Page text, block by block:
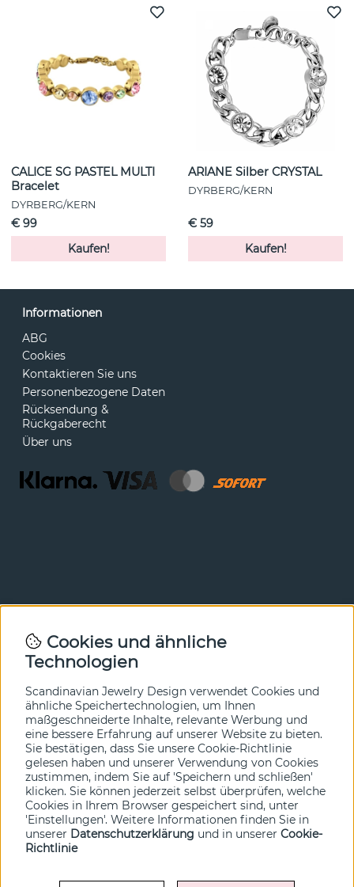
CALICE SG PASTEL MULTI
Bracelet
DYRBERG/KERN
€ 99
Kaufen!
ARIANE Silber CRYSTAL
DYRBERG/KERN
€ 59
Kaufen!
Informationen
ABG
Cookies
Kontaktieren Sie uns
Personenbezogene Daten
Rücksendung &
Rückgaberecht
Über uns
Newsletter
In unserem Newsletter erfahren Sie vor allen anderen
hier an.
Ja bitte!
Cookies und ähnliche
Technologien
Scandinavian Jewelry Design verwendet Cookies und
ähnliche Speichertechnologien, um Ihnen
maßgeschneiderte Inhalte, relevante Werbung und
eine bessere Erfahrung auf unserer Website zu bieten.
Sie bestätigen, dass Sie unsere Cookie-Richtlinie
gelesen haben und unserer Verwendung von Cookies
zustimmen, indem Sie auf 'Speichern und schließen'
klicken. Sie können jederzeit selbst überprüfen, welche
Cookies in Ihrem Browser gespeichert sind, unter
'Einstellungen'. Weitere Informationen finden Sie in
unserer Datenschutzerklärung und in unserer Cookie-
Richtlinie